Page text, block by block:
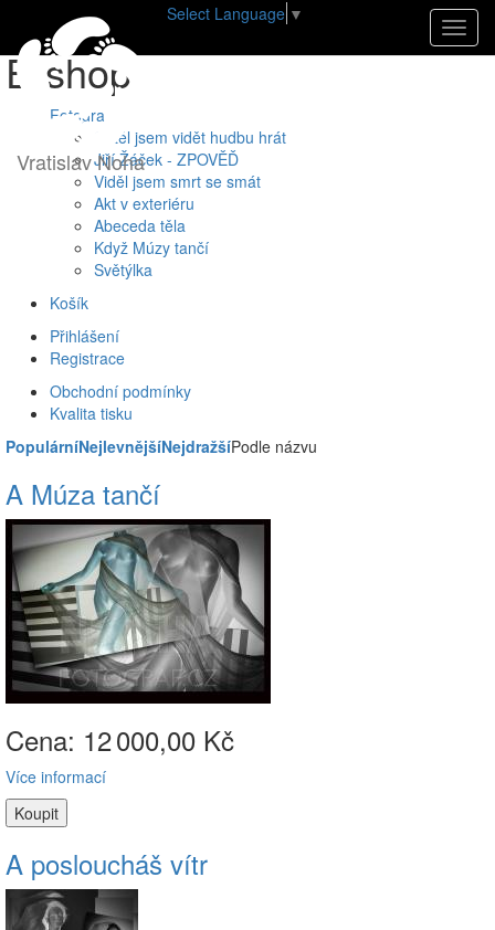
Vratislav Noha
Select Language ▼
E-shop
E-shop
Fotografie
Chtěl jsem vidět hudbu hrát
Jiří Žáček - ZPOVĚĎ
Viděl jsem smrt se smát
Akt v exteriéru
Abeceda těla
Když Múzy tančí
Světýlka
Košík
Přihlášení
Registrace
Obchodní podmínky
Kvalita tisku
PopulárníNejlevnějšíNejdražšíPodle názvu
A Múza tančí
Cena: 12000,00 Kč
Více informací
A posloucháš vítr